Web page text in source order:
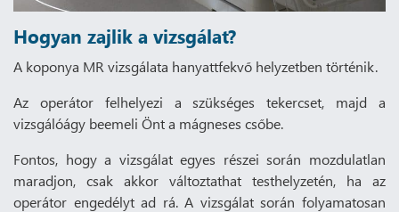
Hogyan zajlik a vizsgálat?
A koponya MR vizsgálata hanyattfekvő helyzetben történik.
Az operátor felhelyezi a szükséges tekercset, majd a
vizsgálóágy beemeli Önt a mágneses csőbe.
Fontos, hogy a vizsgálat egyes részei során mozdulatlan
maradjon, csak akkor változtathat testhelyzetén, ha az
operátor engedélyt ad rá. A vizsgálat során folyamatosan